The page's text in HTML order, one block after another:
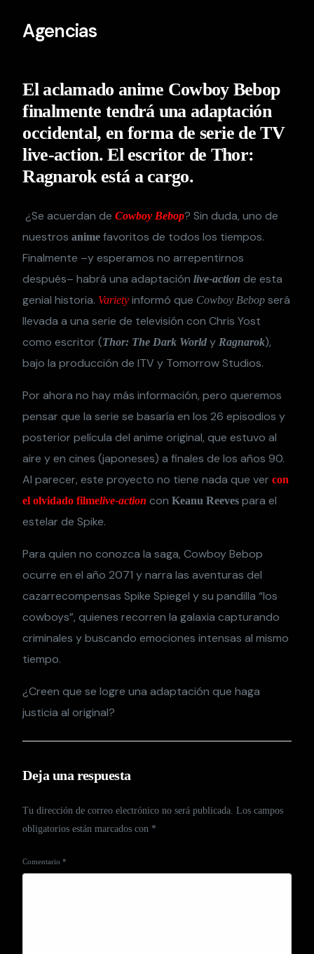
Agencias
El aclamado anime Cowboy Bebop
finalmente tendrá una adaptación
occidental, en forma de serie de TV
live-action. El escritor de Thor:
Ragnarok está a cargo.
¿Se acuerdan deCowboy Bebop? Sin duda, uno de
nuestrosanimefavoritos de todos los tiempos.
Finalmente –y esperamos no arrepentirnos
después– habrá una adaptación live-actionde esta
genial historia. Variety informó que Cowboy Bebop será
llevada a una serie de televisión con Chris Yost
como escritor (Thor: The Dark World yRagnarok),
bajo la producción de ITV y Tomorrow Studios.
Por ahora no hay más información, pero queremos
pensar que la serie se basaría en los 26 episodios y
posterior película del anime original, que estuvo al
aire y en cines (japoneses) a finales de los años 90.
Al parecer, este proyecto no tiene nada que vercon
el olvidado filmelive-action conKeanu Reeves para el
estelar de Spike.
Para quien no conozca la saga, Cowboy Bebop
ocurre en el año 2071 y narra las aventuras del
cazarrecompensas Spike Spiegel y su pandilla “los
cowboys”, quienes recorren la galaxia capturando
criminales y buscando emociones intensas al mismo
tiempo.
¿Creen que se logre una adaptación que haga
justicia al original?
Deja una respuesta
Tu dirección de correo electrónico no será publicada. Los campos
obligatorios están marcados con *
Comentario*